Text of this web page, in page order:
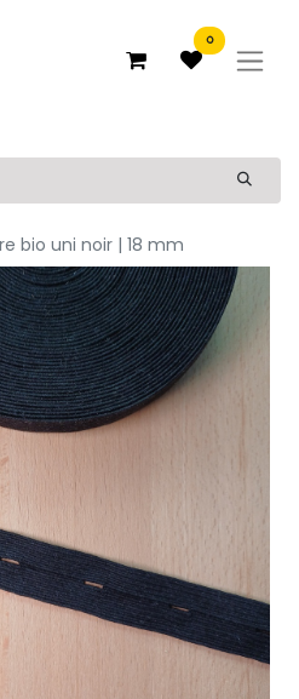
0
bio uni noir | 18 mm